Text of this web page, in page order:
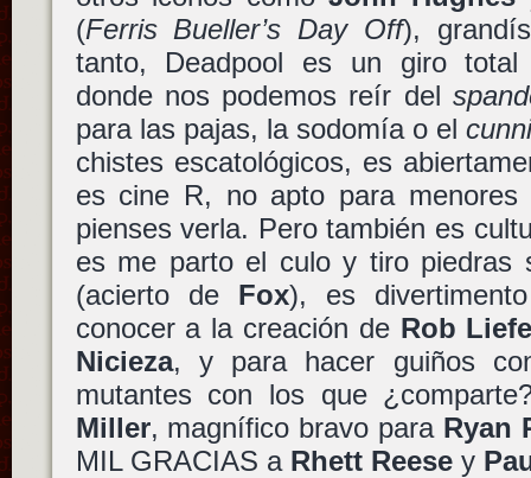
(Ferris Bueller’s Day Off),
tanto, Deadpool es un giro total
donde nos podemos reír del
para las pajas, la sodomía o el
chistes escatológicos, es
es cine R, no apto para
pienses verla. Pero también es
es me parto el culo y tiro piedras
(acierto de Fox), es
conocer a la creación de Rob
Nicieza, y para hacer guiños
mutantes con los que
Miller, magnífico bravo para Ryan
MIL GRACIAS a Rhett Reesey